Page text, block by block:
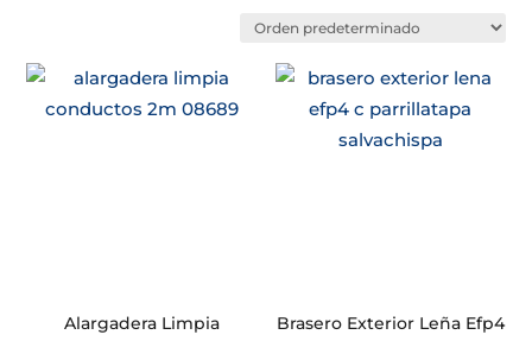
Alargadera Limpia
Brasero Exterior Leña Efp4